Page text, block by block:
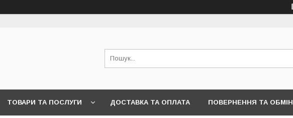
ТОВАРИ ТА ПОСЛУГИ ДОСТАВКА ТА ОПЛАТА ПОВЕРНЕННЯ ТА ОБМІН